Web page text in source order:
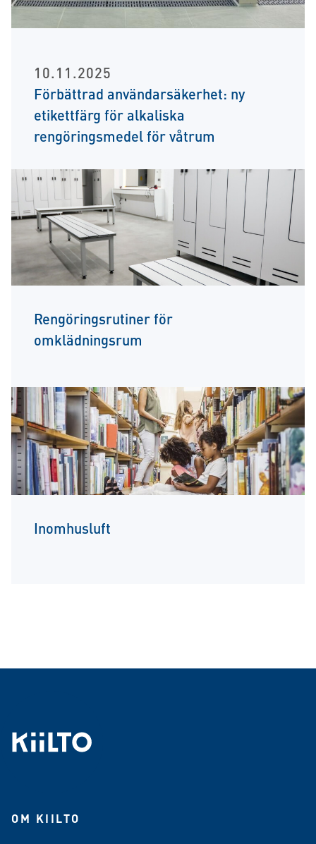
10.11.2025
Förbättrad användarsäkerhet: ny
etikettfärg för alkaliska
rengöringsmedel för våtrum
Rengöringsrutiner för
omklädningsrum
Inomhusluft
OM KIILTO